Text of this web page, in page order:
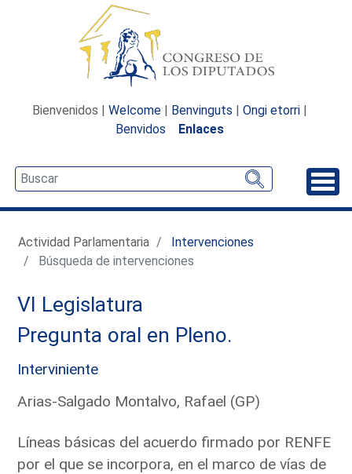
Bienvenidos | Welcome | Benvinguts | Ongi etorri |
Benvidos
Enlaces
Actividad Parlamentaria
Intervenciones
Búsqueda de intervenciones
VI Legislatura
Pregunta oral en Pleno.
Interviniente
Arias-Salgado Montalvo, Rafael (GP)
Líneas básicas del acuerdo firmado por RENFE
por el que se incorpora, en el marco de vías de